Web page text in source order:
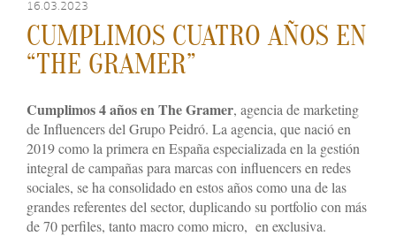
16.03.2023
CUMPLIMOS CUATRO AÑOS EN
“THE GRAMER”
Cumplimos 4 añosenThe Gramer, agencia de marketing
de Influencers del Grupo Peidró. La agencia, que nació en
2019 como la primera en España especializada en la gestión
integral de campañas para marcas con influencers en redes
sociales, se ha consolidado en estos años como una de las
grandes referentes del sector, duplicando su portfolio con más
de 70 perfiles, tanto macro como micro, en exclusiva.